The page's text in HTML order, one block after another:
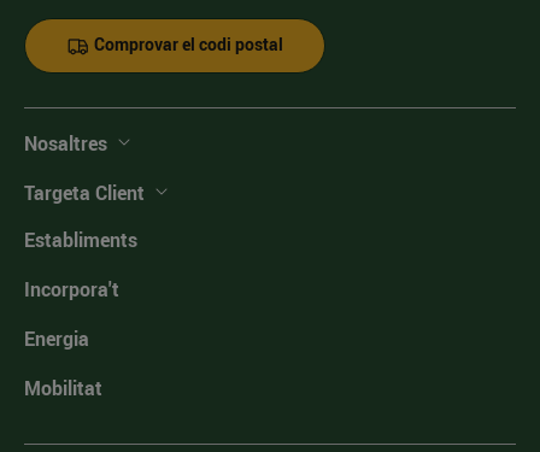
Comprovar el codi postal
Nosaltres
Targeta Client
Establiments
Incorpora't
Energia
Mobilitat